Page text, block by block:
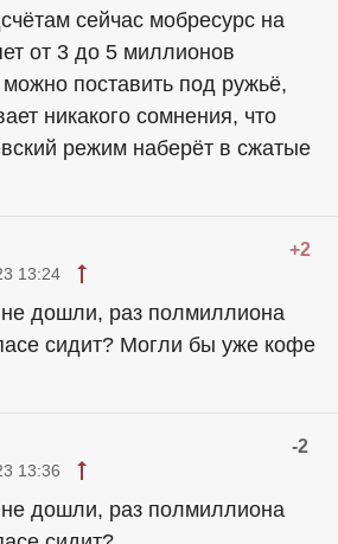
сейчас мобресурс на
от 3 до 5 миллионов
поставить под ружьё,
никакого сомнения, что
режим наберёт в сжатые
+2
13:24
дошли, раз полмиллиона
сидит? Могли бы уже кофе
-2
13:36
дошли, раз полмиллиона